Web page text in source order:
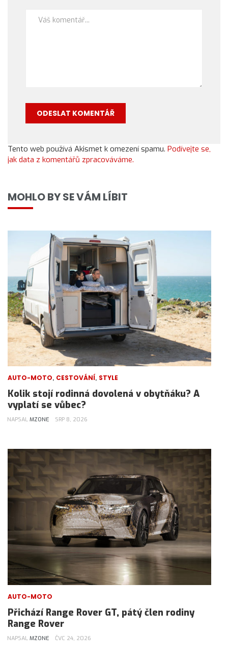
Tento web používá Akismet k omezení spamu. Podívejte se,
jak data z komentářů zpracováváme.
MOHLO BY SE VÁM LÍBIT
AUTO-MOTO, CESTOVÁNÍ, STYLE
Kolik stojí rodinná dovolená v obytňáku? A
vyplatí se vůbec?
NAPSAL MZONE SRP 8, 2026
AUTO-MOTO
Přichází Range Rover GT, pátý člen rodiny
Range Rover
NAPSAL MZONE ČVC 24, 2026